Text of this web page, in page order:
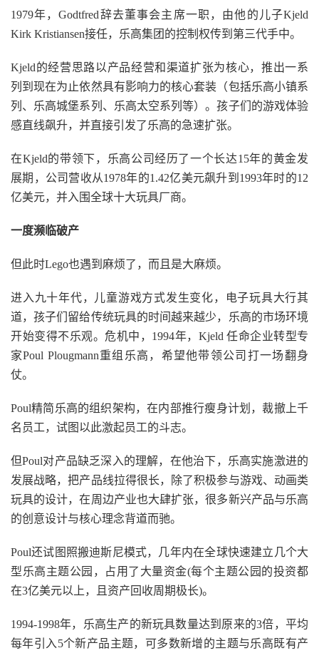
1979年，Godtfred辞去董事会主席一职，由他的儿子Kjeld
Kirk Kristiansen接任，乐高集团的控制权传到第三代手中。
Kjeld的经营思路以产品经营和渠道扩张为核心，推出一系
列到现在为止依然具有影响力的核心套装（包括乐高小镇系
列、乐高城堡系列、乐高太空系列等）。孩子们的游戏体验
感直线飙升，并直接引发了乐高的急速扩张。
在Kjeld的带领下，乐高公司经历了一个长达15年的黄金发
展期，公司营收从1978年的1.42亿美元飙升到1993年时的12
亿美元，并入围全球十大玩具厂商。
一度濒临破产
但此时Lego也遇到麻烦了，而且是大麻烦。
进入九十年代，儿童游戏方式发生变化，电子玩具大行其
道，孩子们留给传统玩具的时间越来越少，乐高的市场环境
开始变得不乐观。危机中，1994年，Kjeld 任命企业转型专
家Poul Plougmann重组乐高，希望他带领公司打一场翻身
仗。
Poul精简乐高的组织架构，在内部推行瘦身计划，裁撤上千
名员工，试图以此激起员工的斗志。
但Poul对产品缺乏深入的理解，在他治下，乐高实施激进的
发展战略，把产品线拉得很长，除了积极参与游戏、动画类
玩具的设计，在周边产业也大肆扩张，很多新兴产品与乐高
的创意设计与核心理念背道而驰。
Poul还试图照搬迪斯尼模式，几年内在全球快速建立几个大
型乐高主题公园，占用了大量资金(每个主题公园的投资都
在3亿美元以上，且资产回收周期极长)。
1994-1998年，乐高生产的新玩具数量达到原来的3倍，平均
每年引入5个新产品主题，可多数新增的主题与乐高既有产